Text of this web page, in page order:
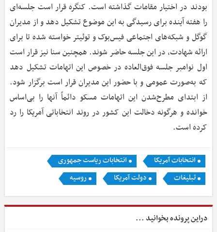
بودند در اختیار مقامات گذاشته است. کنگره قرار است جلسه‌ای
را هفته آینده برای رسیدگی به این موضوع تشکیل دهد و از مدیران
گوگل و شبکه‌های اجتماعی فیس‌بوک و توئیتر خواسته شده تا برای
ارائه شهادت، در این جلسه حاضر شوند. همچنین سنا نیز قرار است
اول نوامبر جلسه فوق‌العاده در خصوص این اتهامات تشکیل دهد
که به‌صورت عمومی و با حضور این مدیران قرار است برگزار شود.
از ابتدای مطرح‌شدن این اتهامات مسکو دائماً آنها را بی‌اساس
خوانده و هرگونه دخالت این کشور در روند انتخاباتی آمریکا را رد
کرده است.
انتخابات آمریکا
انتخابات ریاست جمهوری
تبلیغات
دولت آمریکا روسیه
دراین پرونده بخوانید ...